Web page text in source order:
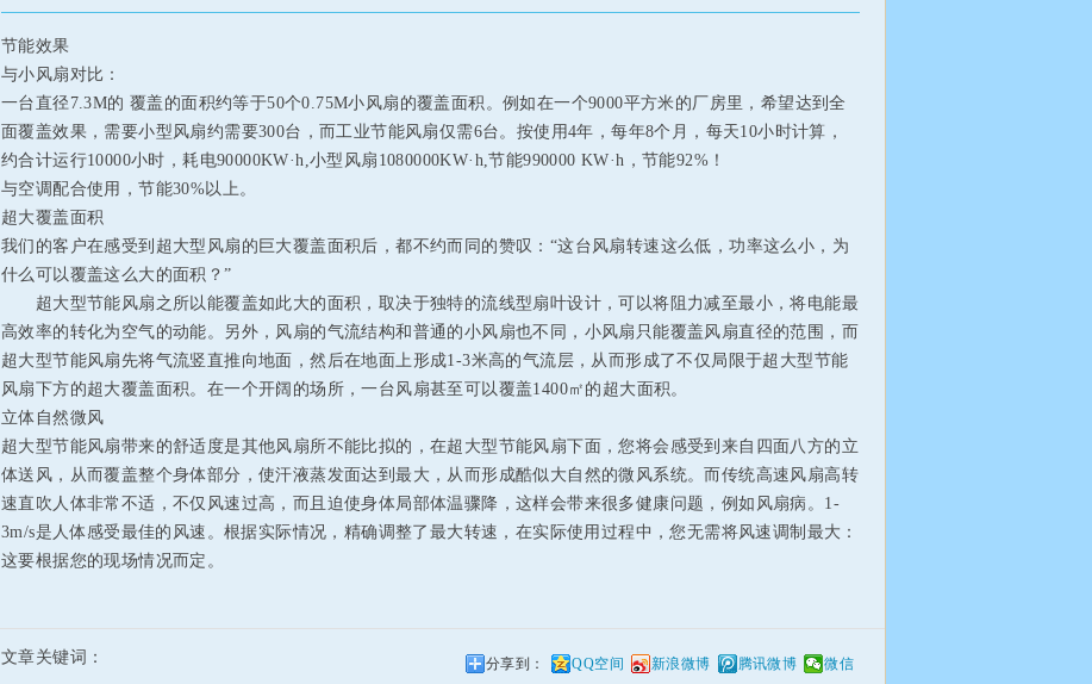
节能效果
与小风扇对比：
一台直径7.3M的 覆盖的面积约等于50个0.75M小风扇的覆盖面积。例如在一个9000平方米的厂房里，希望达到全
面覆盖效果，需要小型风扇约需要300台，而工业节能风扇仅需6台。按使用4年，每年8个月，每天10小时计算，
约合计运行10000小时，耗电90000KW·h,小型风扇1080000KW·h,节能990000 KW·h，节能92%！
与空调配合使用，节能30%以上。
超大覆盖面积
我们的客户在感受到超大型风扇的巨大覆盖面积后，都不约而同的赞叹：“这台风扇转速这么低，功率这么小，为
什么可以覆盖这么大的面积？”
超大型节能风扇之所以能覆盖如此大的面积，取决于独特的流线型扇叶设计，可以将阻力减至最小，将电能最
高效率的转化为空气的动能。另外，风扇的气流结构和普通的小风扇也不同，小风扇只能覆盖风扇直径的范围，而
超大型节能风扇先将气流竖直推向地面，然后在地面上形成1-3米高的气流层，从而形成了不仅局限于超大型节能
风扇下方的超大覆盖面积。在一个开阔的场所，一台风扇甚至可以覆盖1400㎡的超大面积。
立体自然微风
超大型节能风扇带来的舒适度是其他风扇所不能比拟的，在超大型节能风扇下面，您将会感受到来自四面八方的立
体送风，从而覆盖整个身体部分，使汗液蒸发面达到最大，从而形成酷似大自然的微风系统。而传统高速风扇高转
速直吹人体非常不适，不仅风速过高，而且迫使身体局部体温骤降，这样会带来很多健康问题，例如风扇病。1-
3m/s是人体感受最佳的风速。根据实际情况，精确调整了最大转速，在实际使用过程中，您无需将风速调制最大：
这要根据您的现场情况而定。
分享到： QQ空间 新浪微博 腾讯微博 微信
文章关键词：